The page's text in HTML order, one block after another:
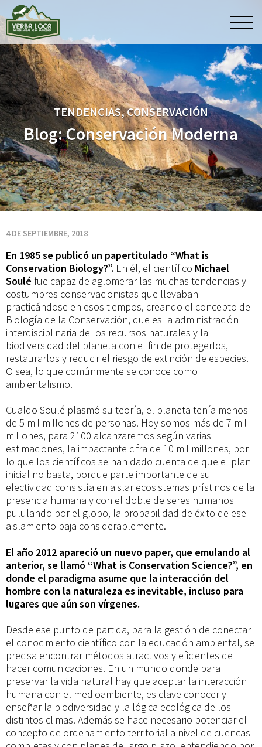
Blog:
Conservación
Moderna
Menú
TENDENCIAS, CONSERVACIÓN
Blog: Conservación Moderna
4 DE SEPTIEMBRE, 2018
En 1985 se publicó un papertitulado “What is
Conservation Biology?”. En él, el científico Michael
Soulé fue capaz de aglomerar las muchas tendencias y
costumbres conservacionistas que llevaban
practicándose en esos tiempos, creando el concepto de
Biología de la Conservación, que es la administración
interdisciplinaria de los recursos naturales y la
biodiversidad del planeta con el fin de protegerlos,
restaurarlos y reducir el riesgo de extinción de especies.
O sea, lo que comúnmente se conoce como
ambientalismo.
Cualdo Soulé plasmó su teoría, el planeta tenía menos
de 5 mil millones de personas. Hoy somos más de 7 mil
millones, para 2100 alcanzaremos según varias
estimaciones, la impactante cifra de 10 mil millones, por
lo que los científicos se han dado cuenta de que el plan
inicial no basta, porque parte importante de su
efectividad consistía en aislar ecosistemas prístinos de la
presencia humana y con el doble de seres humanos
pululando por el globo, la probabilidad de éxito de ese
aislamiento baja considerablemente.
El año 2012 apareció un nuevo paper, que emulando al
anterior, se llamó “What is Conservation Science?”, en
donde el paradigma asume que la interacción del
hombre con la naturaleza es inevitable, incluso para
lugares que aún son vírgenes.
Desde ese punto de partida, para la gestión de conectar
el conocimiento científico con la educación ambiental, se
precisa encontrar métodos atractivos y eficientes de
hacer comunicaciones. En un mundo donde para
preservar la vida natural hay que aceptar la interacción
humana con el medioambiente, es clave conocer y
enseñar la biodiversidad y la lógica ecológica de los
distintos climas. Además se hace necesario potenciar el
concepto de ordenamiento territorial a nivel de cuencas